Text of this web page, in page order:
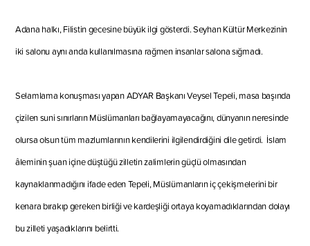
Adana halkı,Filistin gecesine büyük ilgi gösterdi. Seyhan Kültür Merkezinin
iki salonu aynı anda kullanılmasına rağmen insanlar salona sığmadı.
Selamlama konuşması yapan ADYAR Başkanı Veysel Tepeli, masa başında
çizilen suni sınırların Müslümanları bağlayamayacağını, dünyanın neresinde
olursa olsuntüm mazlumlarının kendilerini ilgilendirdiğini dile getirdi. İslam
âlemininşuan içine düştüğü zilletin zalimlerin güçlü olmasından
kaynaklanmadığını ifade eden Tepeli, Müslümanların iç çekişmelerini bir
kenara bırakıp gereken birliği ve kardeşliği ortaya koyamadıklarından dolayı
bu zilleti yaşadıklarını belirtti.